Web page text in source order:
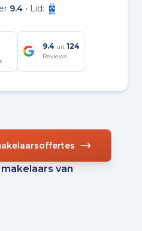
9.4 • Lid:
9.4 uit 124
Reviews
van